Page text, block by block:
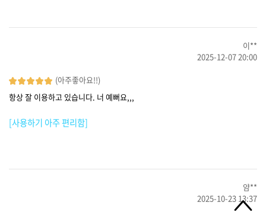
이**
2025-12-07 20:00
(아주좋아요!!)
항상 잘 이용하고 있습니다. 너 예뻐요,,,
[사용하기 아주 편리함]
얌**
2025-10-23 13:37